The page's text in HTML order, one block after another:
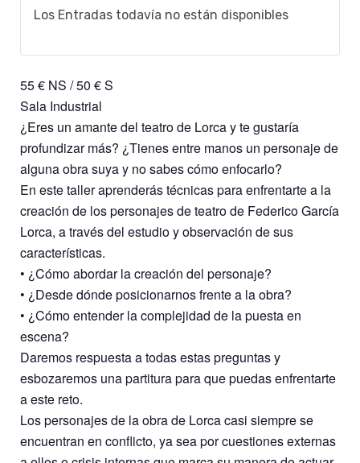
Los Entradas todavía no están disponibles
55 € NS / 50 € S
Sala Industrial
¿Eres un amante del teatro de Lorca y te gustaría
profundizar más? ¿Tienes entre manos un personaje de
alguna obra suya y no sabes cómo enfocarlo?
En este taller aprenderás técnicas para enfrentarte a la
creación de los personajes de teatro de Federico García
Lorca, a través del estudio y observación de sus
características.
• ¿Cómo abordar la creación del personaje?
• ¿Desde dónde posicionarnos frente a la obra?
• ¿Cómo entender la complejidad de la puesta en
escena?
Daremos respuesta a todas estas preguntas y
esbozaremos una partitura para que puedas enfrentarte
a este reto.
Los personajes de la obra de Lorca casi siempre se
encuentran en conflicto, ya sea por cuestiones externas